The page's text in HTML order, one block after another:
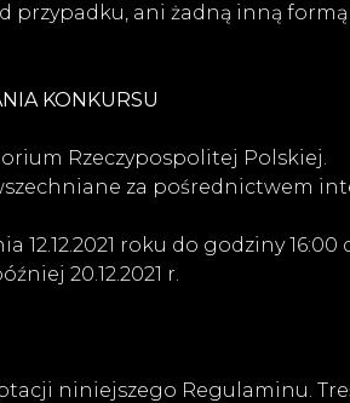
przypadku, ani żadną inną
KONKURSU
Rzeczypospolitej Polskiej.
za pośrednictwem
roku do godziny 16:00
20.12.2021 r.
niniejszego Regulaminu.